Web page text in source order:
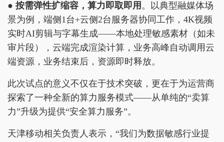
● 按需弹性扩缩容 ，算力即取即用 。以典型融媒体场
景为例，端侧1台+云侧2台服务器协同工作，4K视频
实时AI剪辑与字幕生成——本地处理敏感素材（如未
审片段），云端完成渲染计算，业务高峰自动调用云
端资源，业务结束后，资源即时释放。
此次试点的意义不仅在于技术突破，更在于为运营商
探索了一种全新的算力服务模式——从单纯的“卖算
力”升级为提供“安全算力服务”。
天津移动相关负责人表示，“我们为数据敏感行业提